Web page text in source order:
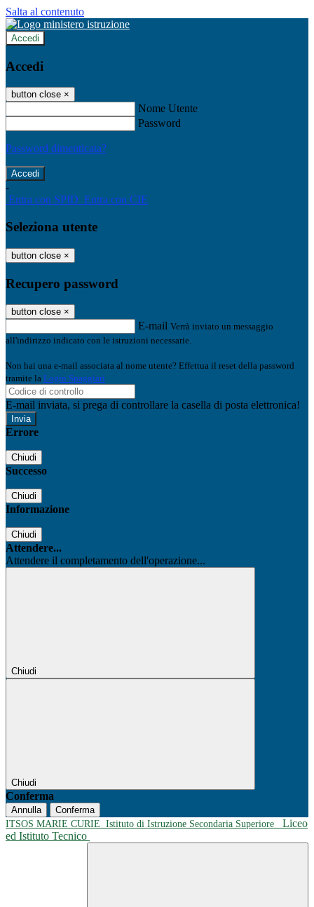
Salta al contenuto
Accedi
Accedi
button close ×
Nome Utente
Password
Password dimenticata?
-
Entra con SPID Entra con CIE
Seleziona utente
button close ×
Recupero password
button close ×
E-mail Verrà inviato un messaggio
all'indirizzo indicato con le istruzioni necessarie.
Non hai una e-mail associata al nome utente? Effettua il reset della password
tramite la Login Spaggiari
E-mail inviata, si prega di controllare la casella di posta elettronica!
Errore
Chiudi
Successo
Chiudi
Informazione
Chiudi
Attendere...
Attendere il completamento dell'operazione...
Chiudi
Chiudi
Conferma
Annulla
Conferma
ITSOS MARIE CURIE Istituto di Istruzione Secondaria Superiore
Liceo
ed Istituto Tecnico